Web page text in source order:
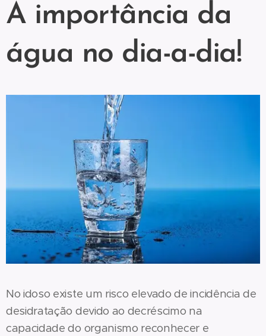
A importância da
água no dia-a-dia!
No idoso existe um risco elevado de incidência de
desidratação devido ao decréscimo na
capacidade do organismo reconhecer e